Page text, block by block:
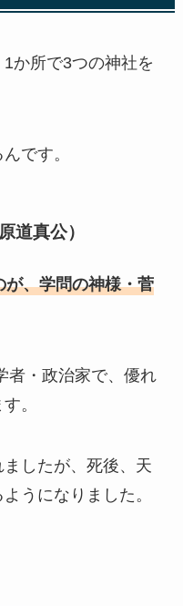
か所で3つの神社を
です。
道真公）
、学問の神様・菅
者・政治家で、優れ
。
したが、死後、天
うになりました。